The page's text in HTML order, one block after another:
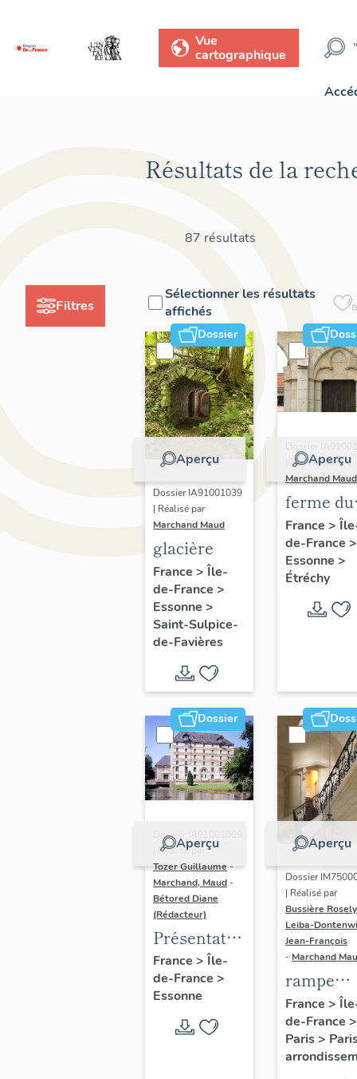
Vue
cartographique
Filtres
Résultats de la
87 résultats
Sélectionner les résultats
affichés
Dossier
Aperçu
Dossier IA91001039
| Réalisé par
Marchand Maud
glacière
France > Île-
de-France >
Essonne >
Saint-Sulpice-
de-Favières
Aperçu
| Réalisé par
Marchand Maud
ferme du
Touchet
France >
de-France >
Essonne >
Étréchy
Dossier
Aperçu
Dossier IA91001009
| Réalisé par
Tozer Guillaume -
Marchand, Maud -
Bétored Diane
(Rédacteur)
Présentation
du
diagnostic
patrimonial
du Centre-
France > Île-
de-France >
Essonne
Aperçu
Dossier
| Réalisé par
Bussière
Leiba-
Jean-François
- Marchand
rampe
d'appui,
escalier
l' hôtel
France >
de-France >
Paris>